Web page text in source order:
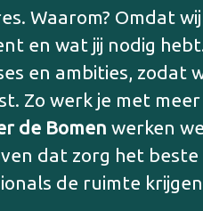
Waarom? Omdat
en wat jij nodig
en ambities, zodat
Zo werk je met
de Bomen werken
dat zorg het
de ruimte